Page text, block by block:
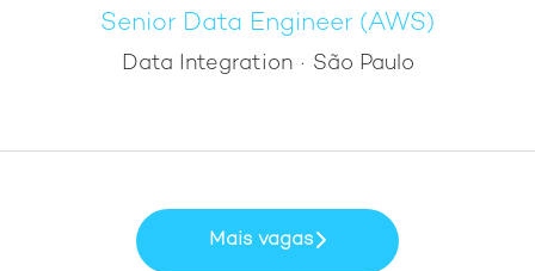
Senior Data Engineer (AWS)
Data Integration · São Paulo
Mais vagas